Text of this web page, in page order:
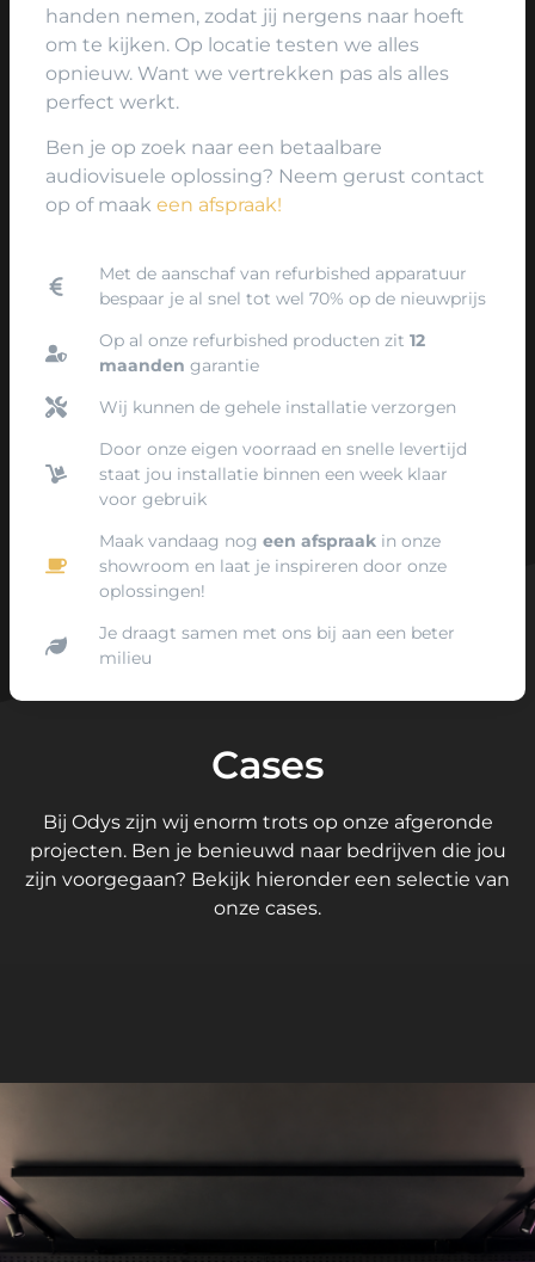
handen nemen, zodat jij nergens naar hoeft
om te kijken. Op locatie testen we alles
opnieuw. Want we vertrekken pas als alles
perfect werkt.
Ben je op zoek naar een betaalbare
audiovisuele oplossing? Neem gerust contact
op of maak een afspraak!
Met de aanschaf van refurbished apparatuur
bespaar je al snel tot wel 70% op de nieuwprijs
Op al onze refurbished producten zit 12
maanden garantie
Wij kunnen de gehele installatie verzorgen
Door onze eigen voorraad en snelle levertijd
staat jou installatie binnen een week klaar
voor gebruik
Maak vandaag nog een afspraakin onze
showroom en laat je inspireren door onze
oplossingen!
Je draagt samen met ons bij aan een beter
milieu
Cases
Bij Odys zijn wij enorm trots op onze afgeronde
projecten. Ben je benieuwd naar bedrijven die jou
zijn voorgegaan? Bekijk hieronder een selectie van
onze cases.